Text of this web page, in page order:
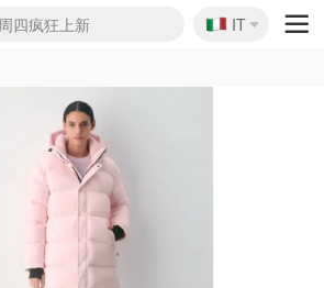
促开抢！
四疯狂上新
独家85折
莱闪促！每日更新
🇮🇹
IT